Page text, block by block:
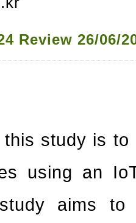
Review 26/06/
study is
using an
aims to